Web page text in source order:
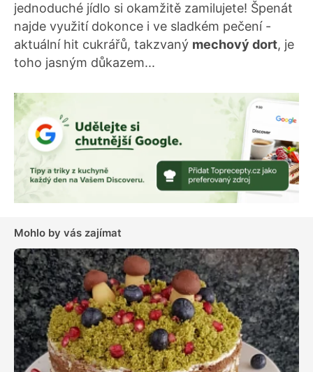
jednoduché jídlo si okamžitě zamilujete! Špenát
najde využití dokonce i ve sladkém pečení -
aktuální hit cukrářů, takzvaný mechový dort, je
toho jasným důkazem...
Mohlo by vás zajímat